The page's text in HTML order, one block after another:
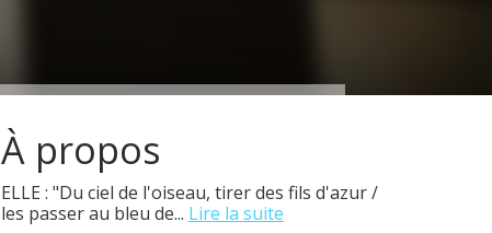
À propos
ELLE : "Du ciel de l'oiseau, tirer des fils d'azur /
les passer au bleu de... Lire la suite